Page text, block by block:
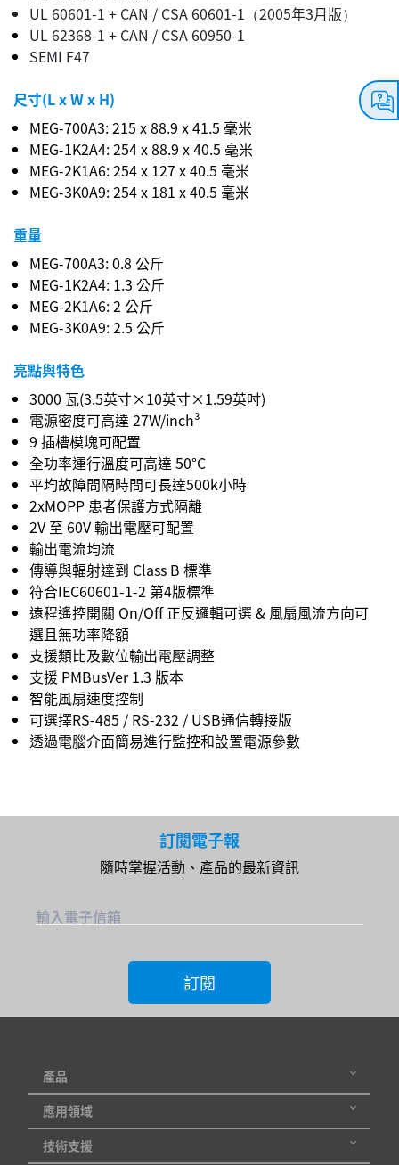
UL 60601-1 + CAN / CSA 60601-1（2005年3月版）
UL 62368-1 + CAN / CSA 60950-1
SEMI F47
尺寸(L x W x H)
MEG-700A3: 215 x 88.9 x 41.5 毫米
MEG-1K2A4: 254 x 88.9 x 40.5 毫米
MEG-2K1A6: 254 x 127 x 40.5 毫米
MEG-3K0A9: 254 x 181 x 40.5 毫米
重量
MEG-700A3: 0.8 公斤
MEG-1K2A4: 1.3 公斤
MEG-2K1A6: 2 公斤
MEG-3K0A9: 2.5 公斤
亮點與特色
3000 瓦(3.5英寸×10英寸×1.59英吋)
電源密度可高達 27W/inch³
9 插槽模塊可配置
全功率運行溫度可高達 50°C
平均故障間隔時間可長達500k小時
2xMOPP 患者保護方式隔離
2V 至 60V 輸出電壓可配置
輸出電流均流
傳導與輻射達到 Class B 標準
符合IEC60601-1-2 第4版標準
遠程遙控開關 On/Off 正反邏輯可選 & 風扇風流方向可
選且無功率降額
支援類比及數位輸出電壓調整
支援 PMBusVer 1.3 版本
智能風扇速度控制
可選擇RS-485 / RS-232 / USB通信轉接版
透過電腦介面簡易進行監控和設置電源參數
訂閱電子報
隨時掌握活動、產品的最新資訊
輸入電子信箱
訂閱
產品
應用領域
技術支援